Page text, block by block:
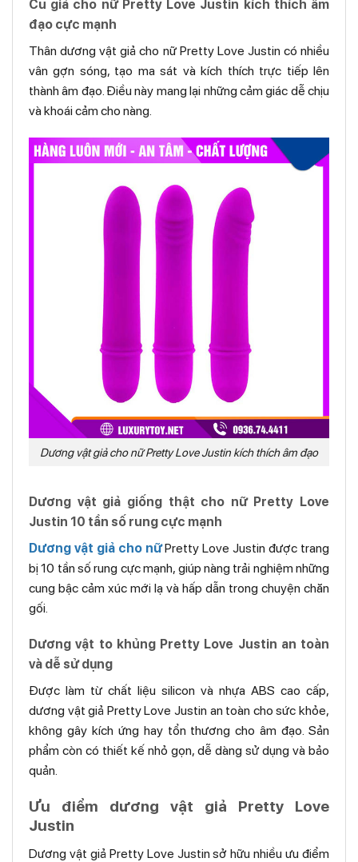
Cu giả cho nữ Pretty Love Justin kích thích âm
đạo cực mạnh
Thân dương vật giả cho nữ Pretty Love Justin có nhiều
vân gợn sóng, tạo ma sát và kích thích trực tiếp lên
thành âm đạo. Điều này mang lại những cảm giác dễ chịu
và khoái cảm cho nàng.
Dương vật giả cho nữ Pretty Love Justin kích thích âm đạo
Dương vật giả giống thật cho nữ Pretty Love
Justin 10 tần số rung cực mạnh
Dương vật giả cho nữPretty Love Justin được trang
bị 10 tần số rung cực mạnh, giúp nàng trải nghiệm những
cung bậc cảm xúc mới lạ và hấp dẫn trong chuyện chăn
gối.
Dương vật to khủng Pretty Love Justin an toàn
và dễ sử dụng
Được làm từ chất liệu silicon và nhựa ABS cao cấp,
dương vật giả Pretty Love Justin an toàn cho sức khỏe,
không gây kích ứng hay tổn thương cho âm đạo. Sản
phẩm còn có thiết kế nhỏ gọn, dễ dàng sử dụng và bảo
quản.
Ưu điểm dương vật giả Pretty Love
Justin
Dương vật giả Pretty Love Justin sở hữu nhiều ưu điểm